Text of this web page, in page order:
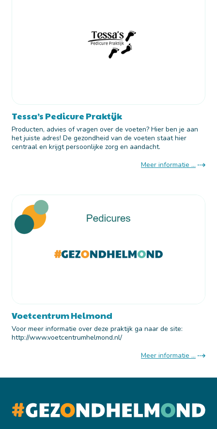
Tessa’s Pedicure Praktijk
Producten, advies of vragen over de voeten? Hier ben je aan
het juiste adres! De gezondheid van de voeten staat hier
centraal en krijgt persoonlijke zorg en aandacht.
Meer informatie ...
Voetcentrum Helmond
Voor meer informatie over deze praktijk ga naar de site:
http://www.voetcentrumhelmond.nl/
Meer informatie ...